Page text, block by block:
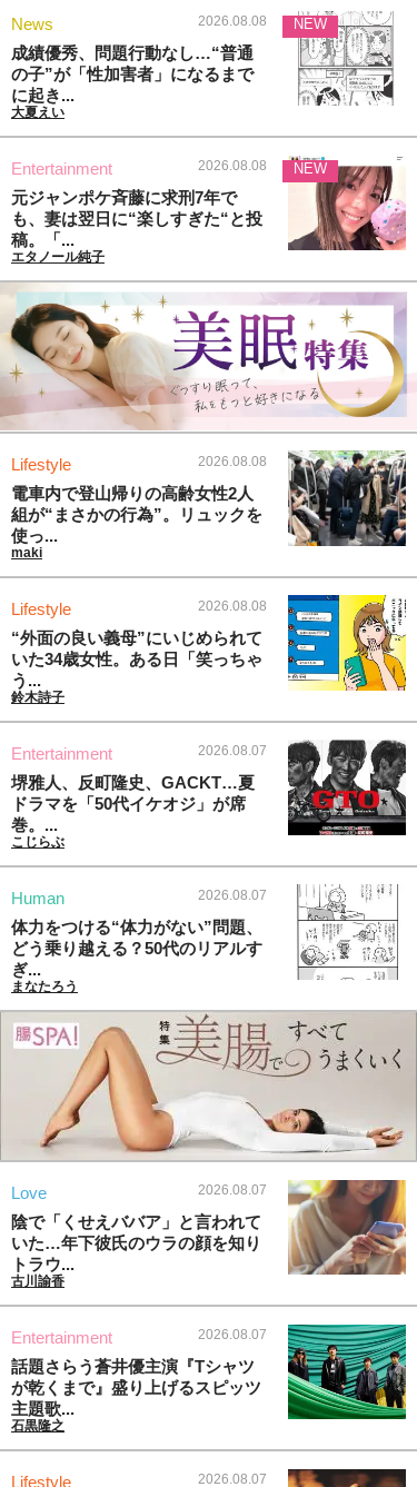
News 2026.08.08
成績優秀、問題行動なし…“普通
の子”が「性加害者」になるまで
に起き...
大夏えい
NEW
Entertainment 2026.08.08
元ジャンポケ斉藤に求刑7年で
も、妻は翌日に“楽しすぎた“と投
稿。「...
エタノール純子
NEW
Lifestyle 2026.08.08
電車内で登山帰りの高齢女性2人
組が“まさかの行為”。リュックを
使っ...
maki
Lifestyle 2026.08.08
“外面の良い義母”にいじめられて
いた34歳女性。ある日「笑っちゃ
う...
鈴木詩子
Entertainment 2026.08.07
堺雅人、反町隆史、GACKT…夏
ドラマを「50代イケオジ」が席
巻。...
こじらぶ
Human 2026.08.07
体力をつける“体力がない”問題、
どう乗り越える？50代のリアルす
ぎ...
まなたろう
Love 2026.08.07
陰で「くせえババア」と言われて
いた…年下彼氏のウラの顔を知り
トラウ...
古川諭香
Entertainment 2026.08.07
話題さらう蒼井優主演『Tシャツ
が乾くまで』盛り上げるスピッツ
主題歌...
石黒隆之
Lifestyle 2026.08.07